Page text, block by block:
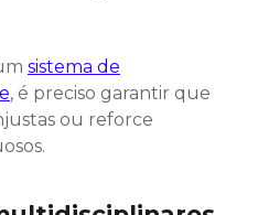
sistema de
, é preciso garantir que
ou reforce